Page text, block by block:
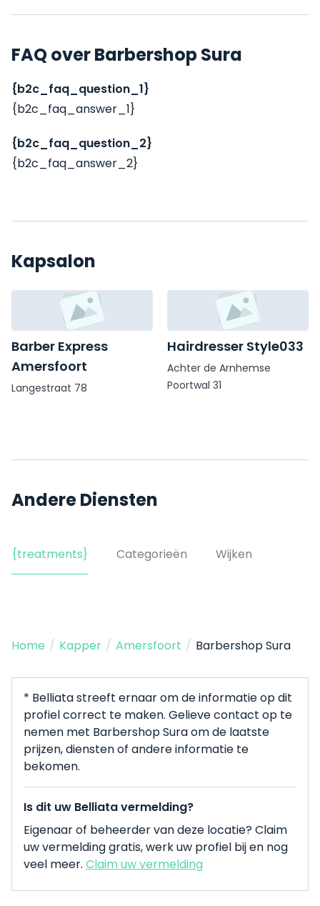
FAQ over Barbershop Sura
{b2c_faq_question_1}
{b2c_faq_answer_1}
{b2c_faq_question_2}
{b2c_faq_answer_2}
Kapsalon
Barber Express
Amersfoort
Langestraat 78
Hairdresser Style033
Achter de Arnhemse
Poortwal 31
Andere Diensten
{treatments} Categorieën Wijken
Home / Kapper / Amersfoort / Barbershop Sura
* Belliata streeft ernaar om de informatie op dit
profiel correct te maken. Gelieve contact op te
nemen met Barbershop Sura om de laatste
prijzen, diensten of andere informatie te
bekomen.
Is dit uw Belliata vermelding?
Eigenaar of beheerder van deze locatie? Claim
uw vermelding gratis, werk uw profiel bij en nog
veel meer. Claim uw vermelding